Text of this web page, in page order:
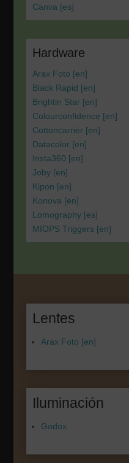
Canva [es]
Hardware
Arax Foto [en]
Black Rapid [en]
Brightin Star [en]
Colourconfidence [en]
Cottoncarrier [en]
Datacolor [en]
Insta360 [en]
Joby [en]
Kipon [en]
Konova [en]
Lomography [es]
MIOPS Triggers [en]
Lentes
Arax Foto [en]
Iluminación
Godox